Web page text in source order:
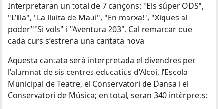
Interpretaran un total de 7 cançons: "Els súper ODS",
"L’illa", "La lluita de Maui", "En marxa!", "Xiques al
poder""Si vols" i "Aventura 203". Cal remarcar que
cada curs s’estrena una cantata nova.
Aquesta cantata serà interpretada el divendres per
l’alumnat de sis centres educatius d’Alcoi, l’Escola
Municipal de Teatre, el Conservatori de Dansa i el
Conservatori de Música; en total, seran 340 intèrprets: